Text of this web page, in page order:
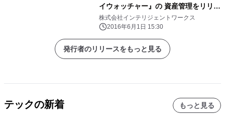
イウォッチャー』の 資産管理をリリー
ス
株式会社インテリジェントワークス
2016年6月1日 15:30
発行者のリリースをもっと見る
テックの新着 もっと見る